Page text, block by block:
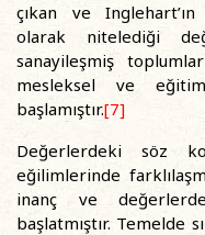
çıkan ve
olarak nitelediği
sanayileşmiş
mesleksel ve
başlamıştır.[7]
Değerlerdeki söz
eğilimlerinde
inanç ve
başlatmıştır. Temelde